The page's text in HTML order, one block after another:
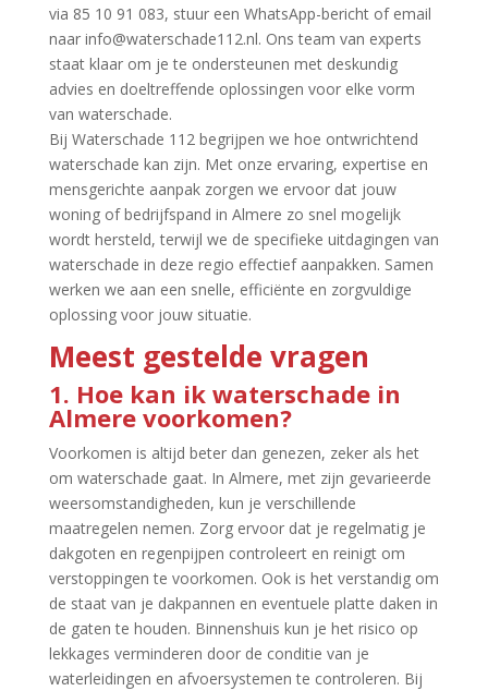
via 85 10 91 083, stuur een WhatsApp-bericht of email
naar info@waterschade112.​nl.​ Ons team van experts
staat klaar om je te ondersteunen met deskundig
advies en doeltreffende oplossingen voor elke vorm
van waterschade.​
Bij Waterschade 112 begrijpen we hoe ontwrichtend
waterschade kan zijn.​ Met onze ervaring, expertise en
mensgerichte aanpak zorgen we ervoor dat jouw
woning of bedrijfspand in Almere zo snel mogelijk
wordt hersteld, terwijl we de specifieke uitdagingen van
waterschade in deze regio effectief aanpakken.​ Samen
werken we aan een snelle, efficiënte en zorgvuldige
oplossing voor jouw situatie.​
Meest gestelde vragen
1.​ Hoe kan ik waterschade in
Almere voorkomen?
Voorkomen is altijd beter dan genezen, zeker als het
om waterschade gaat.​ In Almere, met zijn gevarieerde
weersomstandigheden, kun je verschillende
maatregelen nemen.​ Zorg ervoor dat je regelmatig je
dakgoten en regenpijpen controleert en reinigt om
verstoppingen te voorkomen.​ Ook is het verstandig om
de staat van je dakpannen en eventuele platte daken in
de gaten te houden.​ Binnenshuis kun je het risico op
lekkages verminderen door de conditie van je
waterleidingen en afvoersystemen te controleren.​ Bij